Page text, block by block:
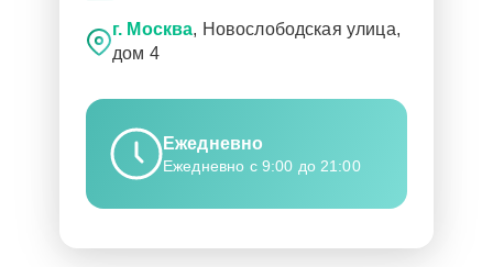
г. Москва, Новослободская улица,
дом 4
Ежедневно
Ежедневно с 9:00 до 21:00